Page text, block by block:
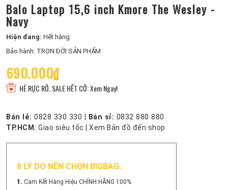
Balo Laptop 15,6 inch Kmore The Wesley -
Navy
Hiện đang: Hết hàng
Bảo hành: TRỌN ĐỜI SẢN PHẨM
690.000₫
HÈ RỰC RỠ, SALE HẾT CỠ: Xem Ngay!
Bán lẻ: 0828 330 330 Bán sỉ: 0832 880 880
TP.HCM: Giao siêu tốc Xem Bản đồ đến shop
8 LÝ DO NÊN CHỌN BIGBAG:
1. Cam Kết Hàng Hiệu CHÍNH HÃNG 100%